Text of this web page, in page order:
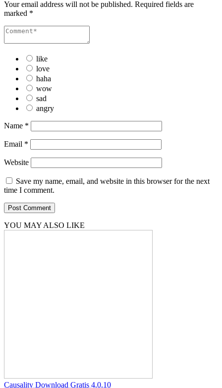
Your email address will not be published. Required fields are
marked *
like
love
haha
wow
sad
angry
Name *
Email *
Website
Save my name, email, and website in this browser for the next
time I comment.
YOU MAY ALSO LIKE
Causality Download Gratis 4.0.10